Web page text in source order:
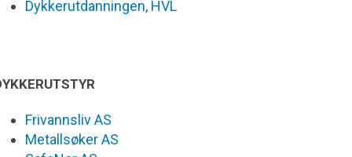
Dykkerutdanningen, HVL
Frivannsliv AS
Metallsøker AS